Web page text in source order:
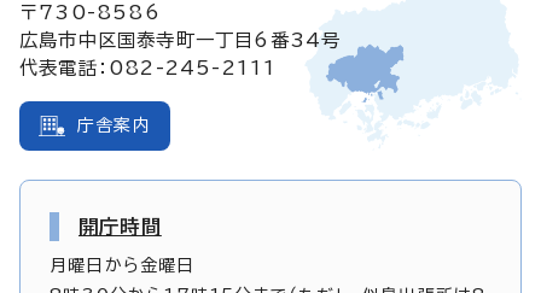
〒730-8586
広島市中区国泰寺町一丁目6番34号
代表電話：082-245-2111
庁舎案内
開庁時間
月曜日から金曜日